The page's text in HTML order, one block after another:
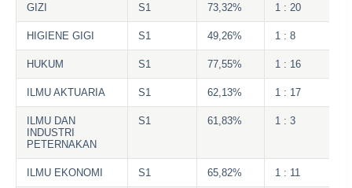
GIZI S1 73,32% 1 : 20
HIGIENE GIGI S1 49,26% 1 : 8
HUKUM S1 77,55% 1 : 16
ILMU AKTUARIA S1 62,13% 1 : 17
ILMU DAN
INDUSTRI
PETERNAKAN
S1 61,83% 1 : 3
ILMU EKONOMI S1 65,82% 1 : 11